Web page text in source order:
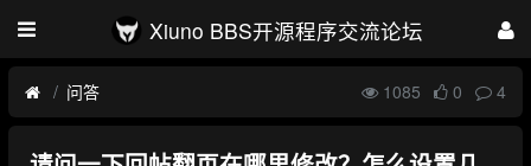
Xiuno BBS开源程序交流论坛
问答 1085 0 4